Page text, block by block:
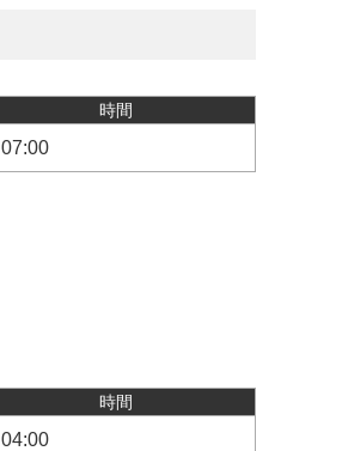
時間
07:00
時間
04:00